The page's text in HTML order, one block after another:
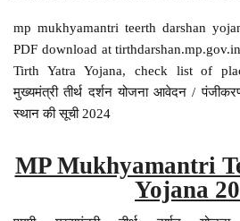
mp mukhyamantri teerth darshan
PDF download at
Tirth Yatra Yojana, check list of
मुख्यमंत्री तीर्थ दर्शन योजना आवेदन /
स्थान की सूची 2024
MP Mukhyamantri
Yojana